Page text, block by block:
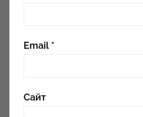
Email *
Сайт